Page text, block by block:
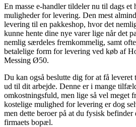
En masse e-handler tildeler nu til dags et
muligheder for levering. Den mest
levering til en pakkeshop, hvor det
kunne hente dine nye varer lige når det
nemlig særdeles fremkommelig, samt
betalelige form for levering ved køb af
Messing Ø50.
Du kan også beslutte dig for at få
ud til dit arbejde. Denne er i mange
omkostningsfuld, men lige så vel meget
kostelige mulighed for levering er dog
men dette beroer på at du fysisk
firmaets bopæl.